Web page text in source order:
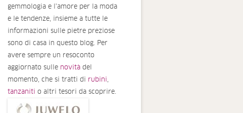
gemmologia e l'amore per la moda
e le tendenze, insieme a tutte le
informazioni sulle pietre preziose
sono di casa in questo blog. Per
avere sempre un resoconto
aggiornato sulle novità del
momento, che si tratti di rubini,
tanzaniti o altri tesori da scoprire.